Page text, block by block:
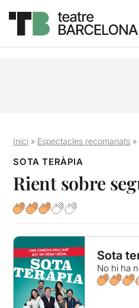
Inici » Espectacles recomanats »
SOTA TERÀPIA
Rient sobre
Sota
No hi ha